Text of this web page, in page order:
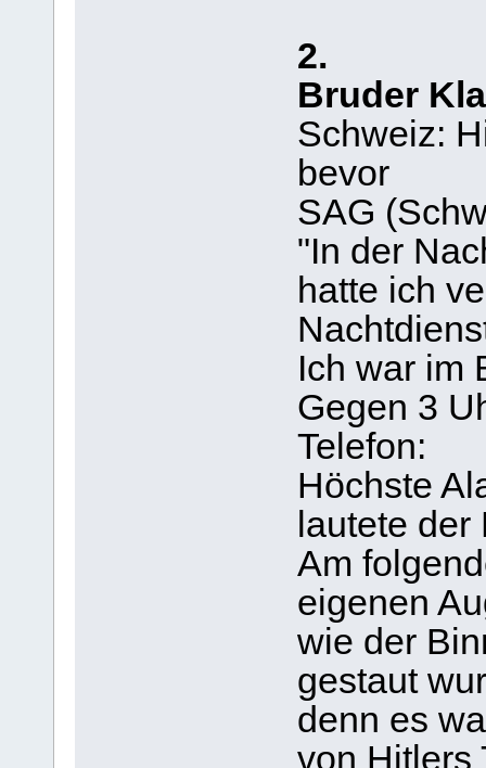
2.
Bruder
Schweiz:
bevor
SAG
"In der
hatte ich
Ich war im
Gegen 3
Telefon:
Höchste
lautete
Am
eigenen
wie der
gestaut
denn es
von Hitlers